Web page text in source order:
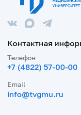
Контактная
Телефон
+7 (4822) 57-00-00
Email
info@tvgmu.ru